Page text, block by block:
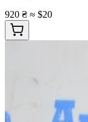
920 ₴ ≈ $20